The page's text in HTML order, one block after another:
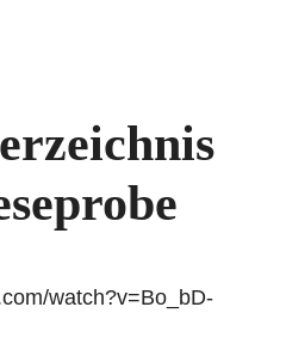
watch?v=Bo_bD-